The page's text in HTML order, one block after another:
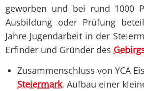
geworben und bei rund 1000
Ausbildung oder Prüfung
Jahre Jugendarbeit in der
Erfinder und Gründer des
Zusammenschluss von YCA
Steiermark. Aufbau einer